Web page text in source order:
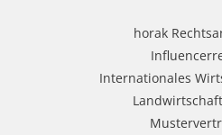
horak
Internationales